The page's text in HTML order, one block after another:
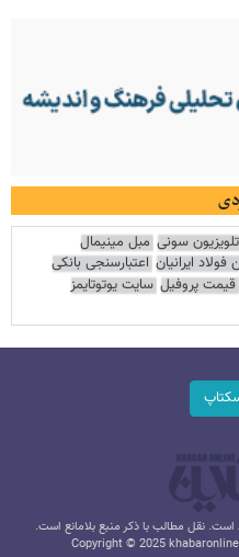
سونی مبل مینیمال
ایرانیان اعتبارسنجی بانکی
قیمت پروفیل سایت یوتوتایمز
نقل مطالب با ذکر منبع بلامانع است.
Copyright © 2025